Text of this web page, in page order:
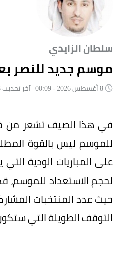
سلطان الزايدي
موسم جديد للنصر
في هذا الصيف تشعر من
للموسم ليس بالقوة
على المباريات الودية
لحجم الاستعداد
حيث عدد المنتخبات
التوقف الطويلة التي